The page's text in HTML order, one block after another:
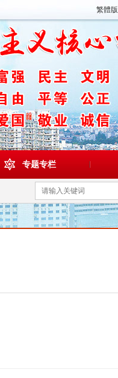
繁體版
专题专栏